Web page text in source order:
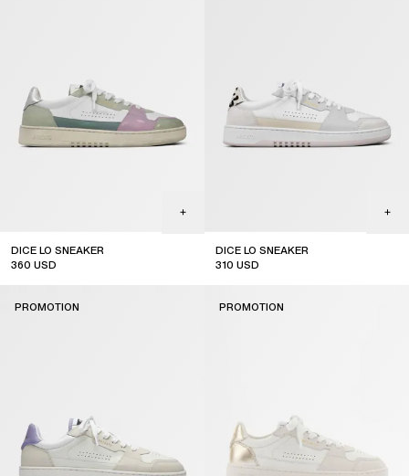
DICE LO SNEAKER
360 USD
DICE LO SNEAKER
310 USD
PROMOTION PROMOTION